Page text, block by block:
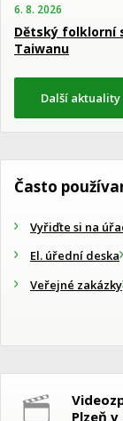
6. 8. 2026
Dětský folklorní
Taiwanu
Další aktuality
Často
Vyřiďte si na
El. úřední deska
Veřejné zakázky
Plzeň